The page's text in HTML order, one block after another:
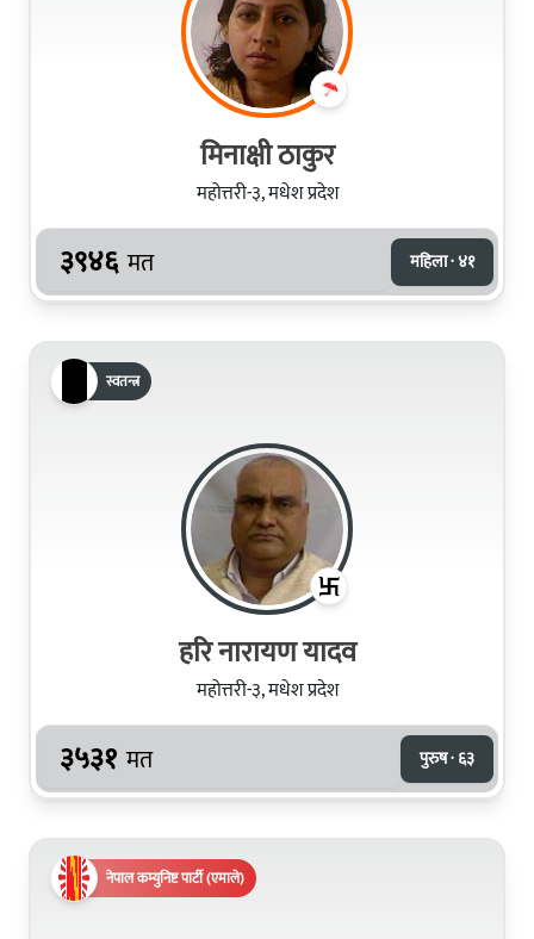
मिनाक्षी ठाकुर
महोत्तरी-३, मधेश प्रदेश
३९४६ मत महिला · ४१
स्वतन्त्र
हरि नारायण यादव
महोत्तरी-३, मधेश प्रदेश
३५३१ मत पुरुष · ६३
नेपाल कम्युनिष्ट पार्टी (एमाले)